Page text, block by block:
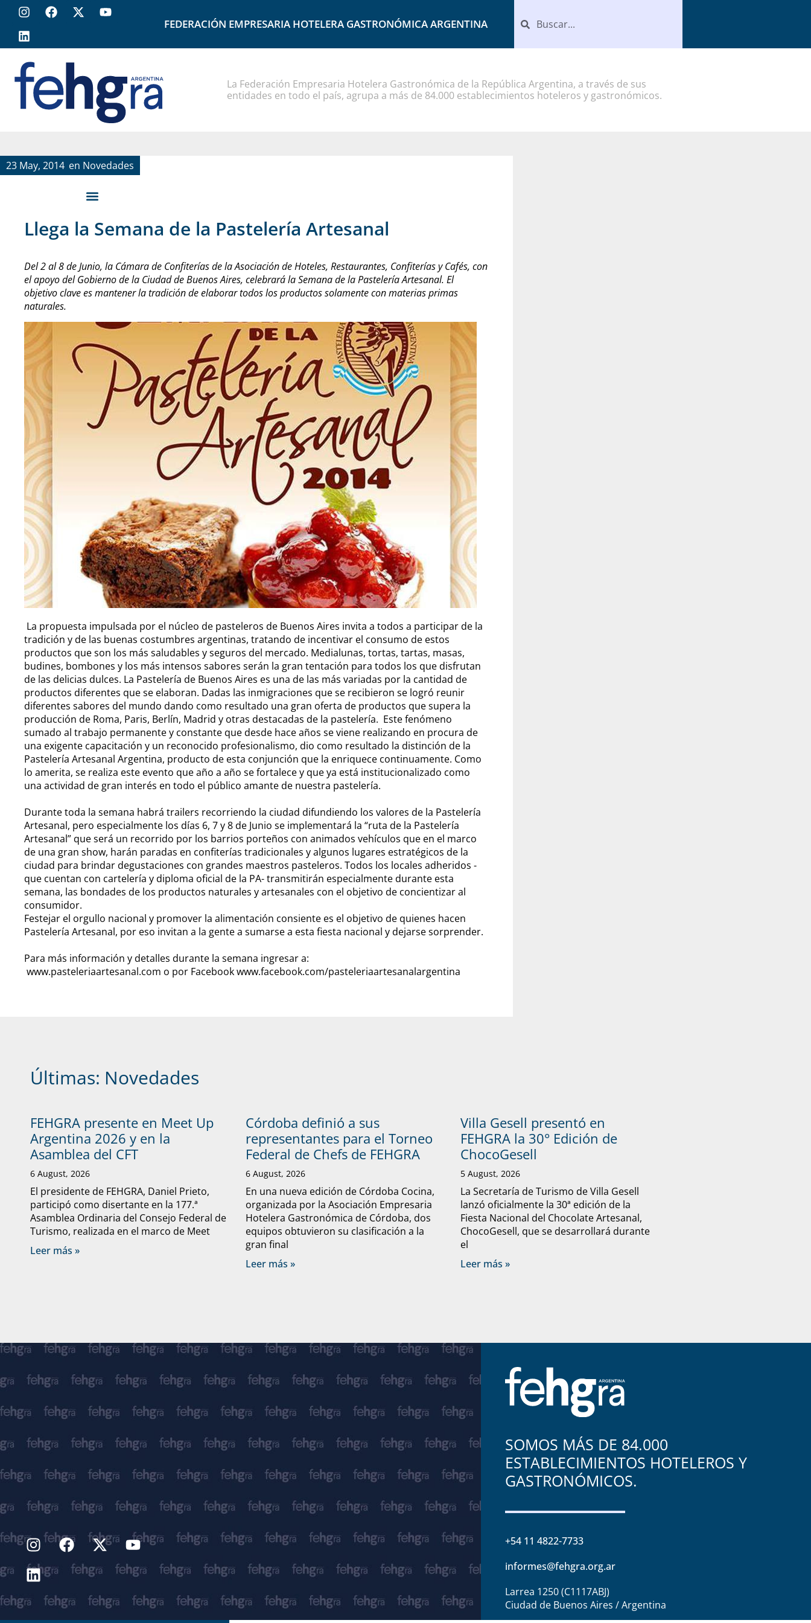
FEDERACIÓN EMPRESARIA HOTELERA GASTRONÓMICA ARGENTINA
La Federación Empresaria Hotelera Gastronómica de la República Argentina, a través de sus
entidades en todo el país, agrupa a más de 84.000 establecimientos hoteleros y gastronómicos.
23 May, 2014 en Novedades
Llega la Semana de la Pastelería Artesanal
Del 2 al 8 de Junio, la Cámara de Confiterías de la Asociación de Hoteles, Restaurantes, Confiterías y Cafés, con
el apoyo del Gobierno de la Ciudad de Buenos Aires, celebrará la Semana de la Pastelería Artesanal. El
objetivo clave es mantener la tradición de elaborar todos los productos solamente con materias primas
naturales.
La propuesta impulsada por el núcleo de pasteleros de Buenos Aires invita a todos a participar de la
tradición y de las buenas costumbres argentinas, tratando de incentivar el consumo de estos
productos que son los más saludables y seguros del mercado. Medialunas, tortas, tartas, masas,
budines, bombones y los más intensos sabores serán la gran tentación para todos los que disfrutan
de las delicias dulces. La Pastelería de Buenos Aires es una de las más variadas por la cantidad de
productos diferentes que se elaboran. Dadas las inmigraciones que se recibieron se logró reunir
diferentes sabores del mundo dando como resultado una gran oferta de productos que supera la
producción de Roma, Paris, Berlín, Madrid y otras destacadas de la pastelería. Este fenómeno
sumado al trabajo permanente y constante que desde hace años se viene realizando en procura de
una exigente capacitación y un reconocido profesionalismo, dio como resultado la distinción de la
Pastelería Artesanal Argentina, producto de esta conjunción que la enriquece continuamente. Como
lo amerita, se realiza este evento que año a año se fortalece y que ya está institucionalizado como
una actividad de gran interés en todo el público amante de nuestra pastelería.
Durante toda la semana habrá trailers recorriendo la ciudad difundiendo los valores de la Pastelería
Artesanal, pero especialmente los días 6, 7 y 8 de Junio se implementará la “ruta de la Pastelería
Artesanal” que será un recorrido por los barrios porteños con animados vehículos que en el marco
de una gran show, harán paradas en confiterías tradicionales y algunos lugares estratégicos de la
ciudad para brindar degustaciones con grandes maestros pasteleros. Todos los locales adheridos -
que cuentan con cartelería y diploma oficial de la PA- transmitirán especialmente durante esta
semana, las bondades de los productos naturales y artesanales con el objetivo de concientizar al
consumidor.
Festejar el orgullo nacional y promover la alimentación consiente es el objetivo de quienes hacen
Pastelería Artesanal, por eso invitan a la gente a sumarse a esta fiesta nacional y dejarse sorprender.
Para más información y detalles durante la semana ingresar a:
www.pasteleriaartesanal.com o por Facebook www.facebook.com/pasteleriaartesanalargentina
Últimas: Novedades
FEHGRA presente en Meet Up
Argentina 2026 y en la
Asamblea del CFT
6 August, 2026
El presidente de FEHGRA, Daniel Prieto,
participó como disertante en la 177.ª
Asamblea Ordinaria del Consejo Federal de
Turismo, realizada en el marco de Meet
Leer más »
Córdoba definió a sus
representantes para el Torneo
Federal de Chefs de FEHGRA
6 August, 2026
En una nueva edición de Córdoba Cocina,
organizada por la Asociación Empresaria
Hotelera Gastronómica de Córdoba, dos
equipos obtuvieron su clasificación a la
gran final
Leer más »
Villa Gesell presentó en
FEHGRA la 30° Edición de
ChocoGesell
5 August, 2026
La Secretaría de Turismo de Villa Gesell
lanzó oficialmente la 30ª edición de la
Fiesta Nacional del Chocolate Artesanal,
ChocoGesell, que se desarrollará durante
el
Leer más »
SOMOS MÁS DE 84.000
ESTABLECIMIENTOS HOTELEROS Y
GASTRONÓMICOS.
+54 11 4822-7733
informes@fehgra.org.ar
Larrea 1250 (C1117ABJ)
Ciudad de Buenos Aires / Argentina